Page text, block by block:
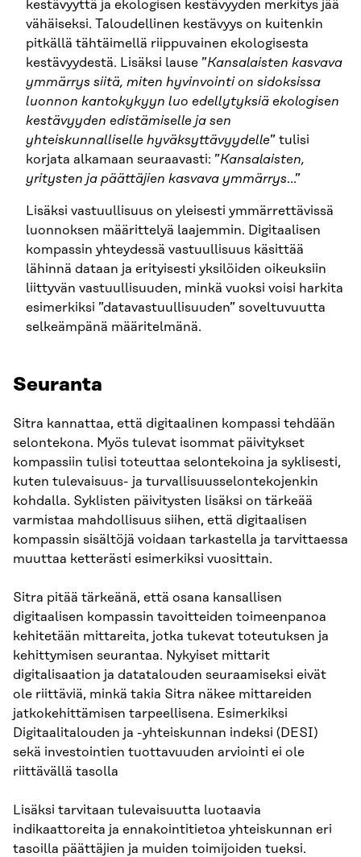
kestävyyttä ja ekologisen kestävyyden merkitys jää
vähäiseksi. Taloudellinen kestävyys on kuitenkin
pitkällä tähtäimellä riippuvainen ekologisesta
kestävyydestä. Lisäksi lause ”Kansalaisten kasvava
ymmärrys siitä, miten hyvinvointi on sidoksissa
luonnon kantokykyyn luo edellytyksiä ekologisen
kestävyyden edistämiselle ja sen
yhteiskunnalliselle hyväksyttävyydelle” tulisi
korjata alkamaan seuraavasti: ”Kansalaisten,
yritysten ja päättäjien kasvava ymmärrys…”
Lisäksi vastuullisuus on yleisesti ymmärrettävissä
luonnoksen määrittelyä laajemmin. Digitaalisen
kompassin yhteydessä vastuullisuus käsittää
lähinnä dataan ja erityisesti yksilöiden oikeuksiin
liittyvän vastuullisuuden, minkä vuoksi voisi harkita
esimerkiksi ”datavastuullisuuden” soveltuvuutta
selkeämpänä määritelmänä.
Seuranta
Sitra kannattaa, että digitaalinen kompassi tehdään
selontekona. Myös tulevat isommat päivitykset
kompassiin tulisi toteuttaa selontekoina ja syklisesti,
kuten tulevaisuus- ja turvallisuusselontekojenkin
kohdalla. Syklisten päivitysten lisäksi on tärkeää
varmistaa mahdollisuus siihen, että digitaalisen
kompassin sisältöjä voidaan tarkastella ja tarvittaessa
muuttaa ketterästi esimerkiksi vuosittain.
Sitra pitää tärkeänä, että osana kansallisen
digitaalisen kompassin tavoitteiden toimeenpanoa
kehitetään mittareita, jotka tukevat toteutuksen ja
kehittymisen seurantaa. Nykyiset mittarit
digitalisaation ja datatalouden seuraamiseksi eivät
ole riittäviä, minkä takia Sitra näkee mittareiden
jatkokehittämisen tarpeellisena. Esimerkiksi
Digitaalitalouden ja -yhteiskunnan indeksi (DESI)
sekä investointien tuottavuuden arviointi ei ole
riittävällä tasolla
Lisäksi tarvitaan tulevaisuutta luotaavia
indikaattoreita ja ennakointitietoa yhteiskunnan eri
tasoilla päättäjien ja muiden toimijoiden tueksi.